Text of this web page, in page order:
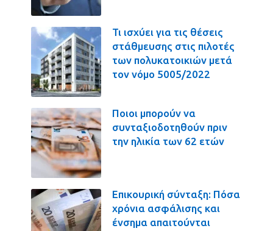
Τι ισχύει για τις θέσεις
στάθμευσης στις πιλοτές
των πολυκατοικιών μετά
τον νόμο 5005/2022
Ποιοι μπορούν να
συνταξιοδοτηθούν πριν
την ηλικία των 62 ετών
Επικουρική σύνταξη: Πόσα
χρόνια ασφάλισης και
ένσημα απαιτούνται